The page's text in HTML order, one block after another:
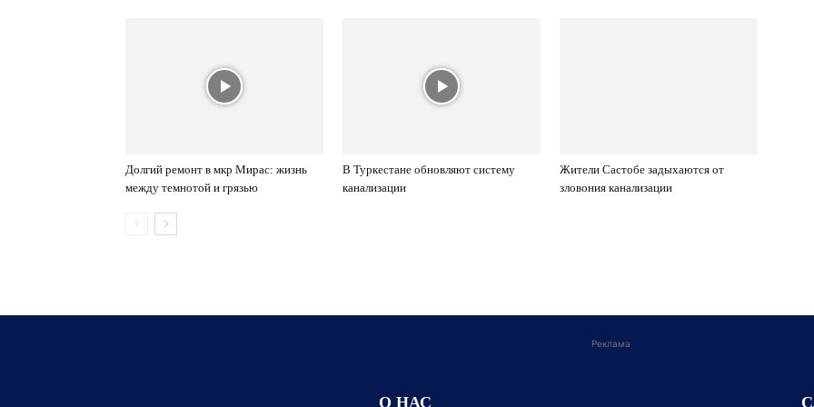
Долгий ремонт в мкр Мирас: жизнь
между темнотой и грязью
В Туркестане обновляют систему
канализации
Жители Састобе задыхаются от
зловония канализации
Реклама
О НАС